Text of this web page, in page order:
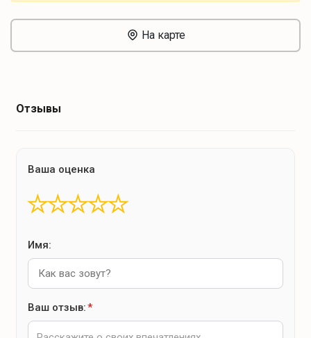
На карте
Отзывы
Ваша оценка
★
★
★
★
★
Имя:
Ваш отзыв:*